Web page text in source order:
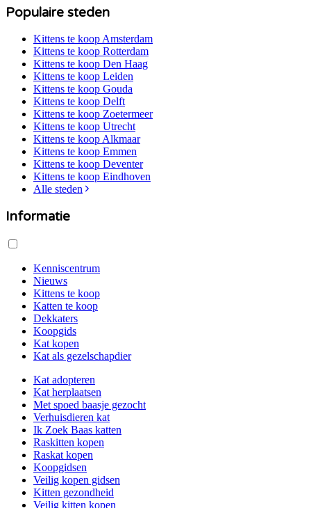
Populaire steden
Kittens te koop Amsterdam
Kittens te koop Rotterdam
Kittens te koop Den Haag
Kittens te koop Leiden
Kittens te koop Gouda
Kittens te koop Delft
Kittens te koop Zoetermeer
Kittens te koop Utrecht
Kittens te koop Alkmaar
Kittens te koop Emmen
Kittens te koop Deventer
Kittens te koop Eindhoven
Alle steden
Informatie
Kenniscentrum
Nieuws
Kittens te koop
Katten te koop
Dekkaters
Koopgids
Kat kopen
Kat als gezelschapdier
Kat adopteren
Kat herplaatsen
Met spoed baasje gezocht
Verhuisdieren kat
Ik Zoek Baas katten
Raskitten kopen
Raskat kopen
Koopgidsen
Veilig kopen gidsen
Kitten gezondheid
Veilig kitten kopen